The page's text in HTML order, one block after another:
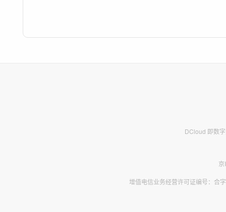
DCloud 即数
增值电信业务经营许可证编号：合